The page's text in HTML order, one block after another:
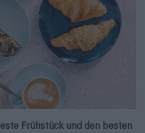
Frühstück und den besten